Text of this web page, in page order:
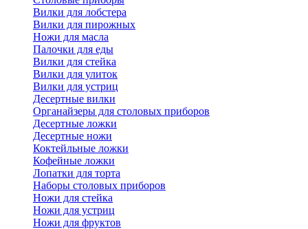
Вилки для лобстера
Вилки для пирожных
Ножи для масла
Палочки для еды
Вилки для стейка
Вилки для улиток
Вилки для устриц
Десертные вилки
Органайзеры для столовых приборов
Десертные ложки
Десертные ножи
Коктейльные ложки
Кофейные ложки
Лопатки для торта
Наборы столовых приборов
Ножи для стейка
Ножи для устриц
Ножи для фруктов